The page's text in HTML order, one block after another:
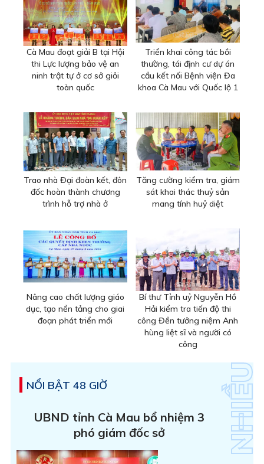
Cà Mau đoạt giải B tại Hội
thi Lực lượng bảo vệ an
ninh trật tự ở cơ sở giỏi
toàn quốc
Triển khai công tác bồi
thường, tái định cư dự án
cầu kết nối Bệnh viện Đa
khoa Cà Mau với Quốc lộ 1
Trao nhà Đại đoàn kết, đôn
đốc hoàn thành chương
trình hỗ trợ nhà ở
Tăng cường kiểm tra, giám
sát khai thác thuỷ sản
mang tính huỷ diệt
Nâng cao chất lượng giáo
dục, tạo nền tảng cho giai
đoạn phát triển mới
Bí thư Tỉnh uỷ Nguyễn Hồ
Hải kiểm tra tiến độ thi
công Đền tưởng niệm Anh
hùng liệt sĩ và người có
công
NỔI BẬT 48 GIỜ
UBND tỉnh Cà Mau bổ nhiệm 3
phó giám đốc sở